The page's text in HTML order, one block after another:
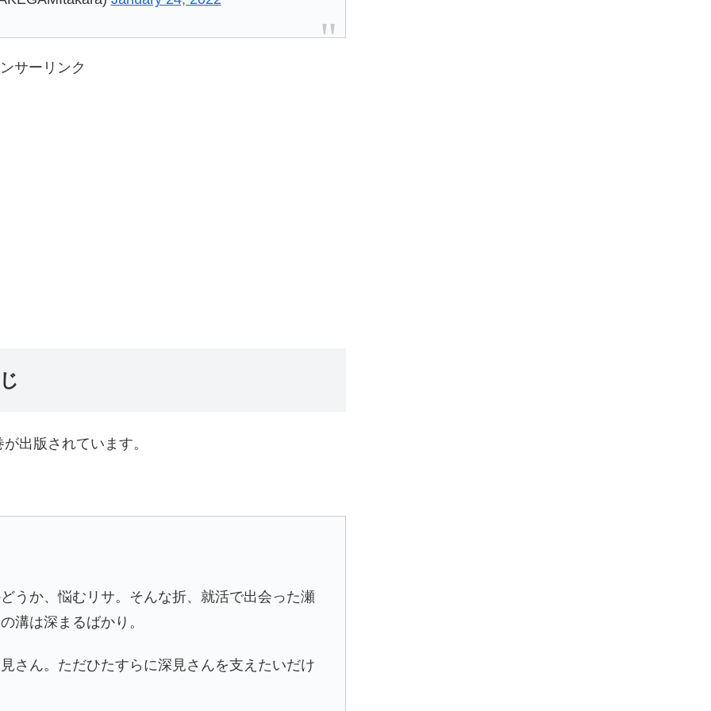
サーリンク
出版されています。
うか、悩むリサ。そんな折、就活で出会った瀬
溝は深まるばかり。
さん。ただひたすらに深見さんを支えたいだけ